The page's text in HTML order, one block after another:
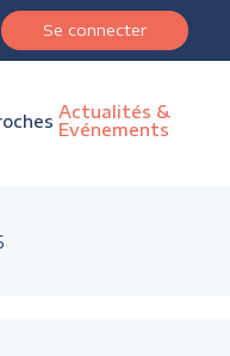
Se connecter
Actualités &
Evénements